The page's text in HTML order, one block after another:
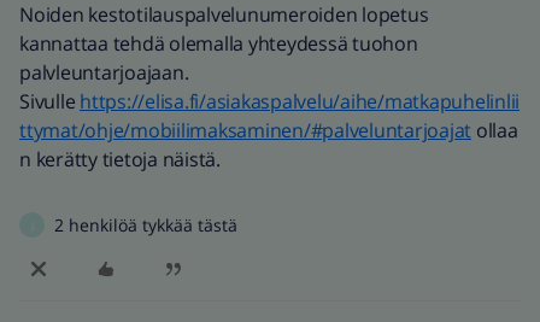
Noiden kestotilauspalvelunumeroiden lopetus
kannattaa tehdä olemalla yhteydessä tuohon
palvleuntarjoajaan.
Sivulle https://elisa.fi/asiakaspalvelu/aihe/matkapuhelinlii
ttymat/ohje/mobiilimaksaminen/#palveluntarjoajat ollaa
n kerätty tietoja näistä.
2 henkilöä tykkää tästä